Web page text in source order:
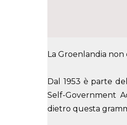
La Groenlandia
Dal 1953 è parte
Self-Government
dietro questa